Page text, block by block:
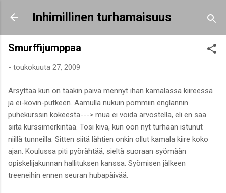
Siirry pääsisältöön
Inhimillinen turhamaisuus
Smurffijumppaa
- toukokuuta 27, 2009
Ärsyttää kun on tääkin päivä mennyt ihan kamalassa kiireessä
ja ei-kovin-putkeen. Aamulla nukuin pommiin englannin
puhekurssin kokeesta---> mua ei voida arvostella, eli en saa
siitä kurssimerkintää. Tosi kiva, kun oon nyt turhaan istunut
niillä tunneilla. Sitten siitä lähtien onkin ollut kamala kiire koko
ajan. Koulussa piti pyörähtää, sieltä suoraan syömään
opiskelijakunnan hallituksen kanssa. Syömisen jälkeen
treeneihin ennen seuran hubapäivää.